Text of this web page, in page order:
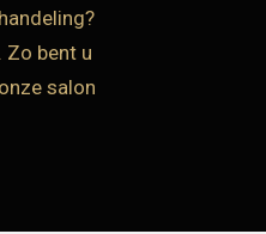
Zo bent u
salon